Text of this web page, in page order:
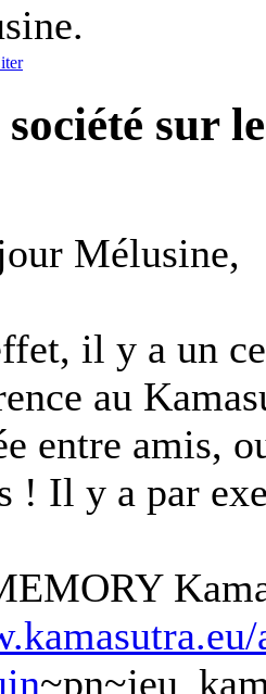
société sur
Mélusine,
il y a un
au
entre amis,
! Il y a par